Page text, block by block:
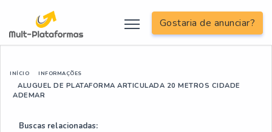
Gostaria de anunciar?
INÍCIO INFORMAÇÕES
ALUGUEL DE PLATAFORMA ARTICULADA 20 METROS CIDADE
ADEMAR
Buscas relacionadas: